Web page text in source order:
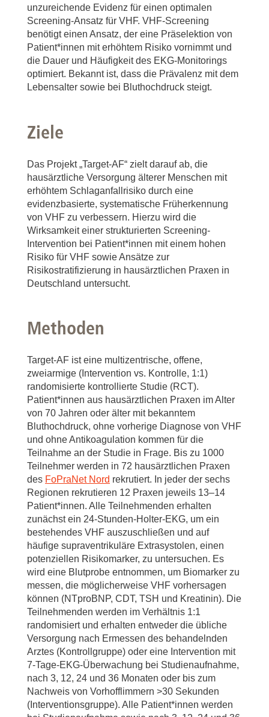
unzureichende Evidenz für einen optimalen
Screening-Ansatz für VHF. VHF-Screening
benötigt einen Ansatz, der eine Präselektion von
Patient*innen mit erhöhtem Risiko vornimmt und
die Dauer und Häufigkeit des EKG-Monitorings
optimiert. Bekannt ist, dass die Prävalenz mit dem
Lebensalter sowie bei Bluthochdruck steigt.
Ziele
Das Projekt „Target-AF“ zielt darauf ab, die
hausärztliche Versorgung älterer Menschen mit
erhöhtem Schlaganfallrisiko durch eine
evidenzbasierte, systematische Früherkennung
von VHF zu verbessern. Hierzu wird die
Wirksamkeit einer strukturierten Screening-
Intervention bei Patient*innen mit einem hohen
Risiko für VHF sowie Ansätze zur
Risikostratifizierung in hausärztlichen Praxen in
Deutschland untersucht.
Methoden
Target-AF ist eine multizentrische, offene,
zweiarmige (Intervention vs. Kontrolle, 1:1)
randomisierte kontrollierte Studie (RCT).
Patient*innen aus hausärztlichen Praxen im Alter
von 70 Jahren oder älter mit bekanntem
Bluthochdruck, ohne vorherige Diagnose von VHF
und ohne Antikoagulation kommen für die
Teilnahme an der Studie in Frage. Bis zu 1000
Teilnehmer werden in 72 hausärztlichen Praxen
des FoPraNet Nord rekrutiert. In jeder der sechs
Regionen rekrutieren 12 Praxen jeweils 13–14
Patient*innen. Alle Teilnehmenden erhalten
zunächst ein 24-Stunden-Holter-EKG, um ein
bestehendes VHF auszuschließen und auf
häufige supraventrikuläre Extrasystolen, einen
potenziellen Risikomarker, zu untersuchen. Es
wird eine Blutprobe entnommen, um Biomarker zu
messen, die möglicherweise VHF vorhersagen
können (NTproBNP, CDT, TSH und Kreatinin). Die
Teilnehmenden werden im Verhältnis 1:1
randomisiert und erhalten entweder die übliche
Versorgung nach Ermessen des behandelnden
Arztes (Kontrollgruppe) oder eine Intervention mit
7-Tage-EKG-Überwachung bei Studienaufnahme,
nach 3, 12, 24 und 36 Monaten oder bis zum
Nachweis von Vorhofflimmern >30 Sekunden
(Interventionsgruppe). Alle Patient*innen werden